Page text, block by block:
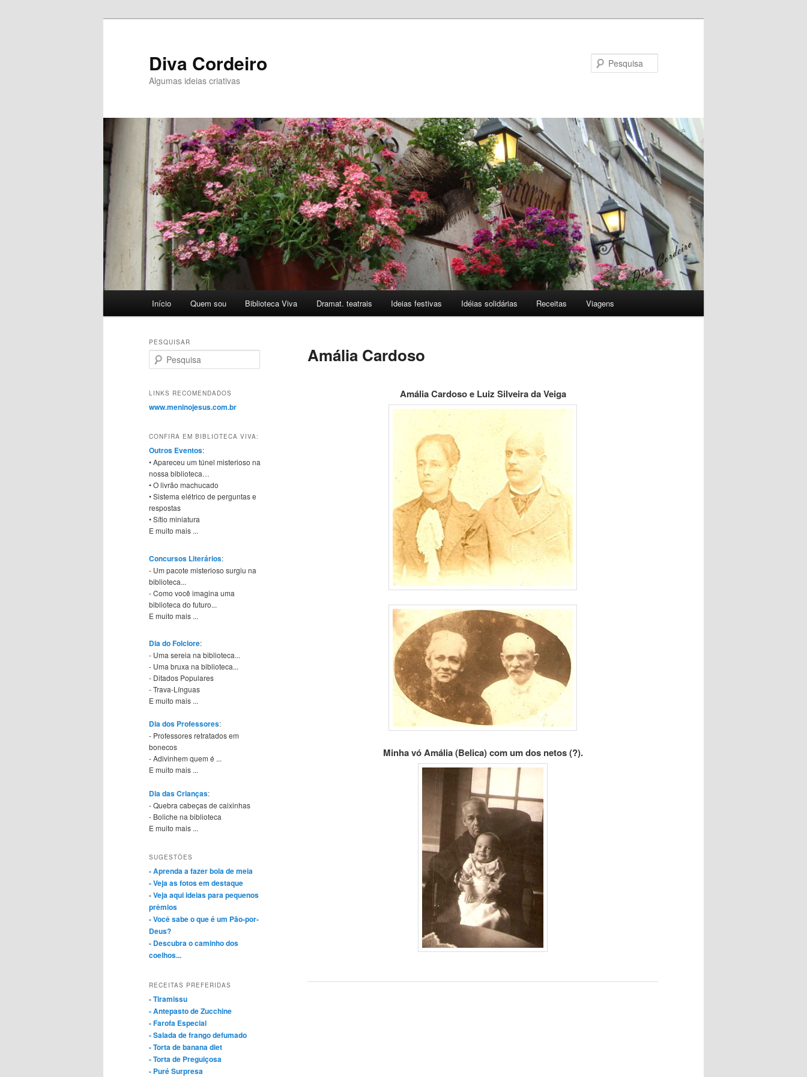
Diva Cordeiro
Algumas ideias criativas
Pular para o conteúdo principal
Pular para o conteúdo secundário
Início Quem sou Biblioteca Viva Dramat. teatrais Ideias festivas Idéias solidárias Receitas Viagens
Amália Cardoso
Amália Cardoso e Luiz Silveira da Veiga
Minha vó Amália (Belica) com um dos netos (?).
PESQUISAR
Pesquisa
LINKS RECOMENDADOS
www.meninojesus.com.br
CONFIRA EM BIBLIOTECA VIVA:
Outros Eventos:
• Apareceu um túnel misterioso na
nossa biblioteca…
• O livrão machucado
• Sistema elétrico de perguntas e
respostas
• Sítio miniatura
E muito mais ...
Concursos Literários:
- Um pacote misterioso surgiu na
biblioteca...
- Como você imagina uma
biblioteca do futuro...
E muito mais ...
Dia do Folclore:
- Uma sereia na biblioteca...
- Uma bruxa na biblioteca...
- Ditados Populares
- Trava-Línguas
E muito mais ...
Dia dos Professores:
- Professores retratados em
bonecos
- Adivinhem quem é ...
E muito mais ...
Dia das Crianças:
- Quebra cabeças de caixinhas
- Boliche na biblioteca
E muito mais ...
SUGESTÕES
- Aprenda a fazer bola de meia
- Veja as fotos em destaque
- Veja aqui ideias para pequenos
prêmios
- Você sabe o que é um Pão-por-
Deus?
- Descubra o caminho dos
coelhos...
RECEITAS PREFERIDAS
- Tiramissu
- Antepasto de Zucchine
- Farofa Especial
- Salada de frango defumado
- Torta de banana diet
- Torta de Preguiçosa
- Puré Surpresa